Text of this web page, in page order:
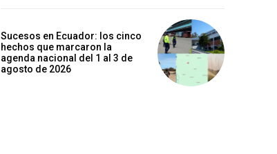
Sucesos en Ecuador: los cinco
hechos que marcaron la
agenda nacional del 1 al 3 de
agosto de 2026